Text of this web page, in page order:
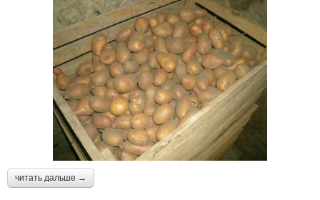
читать дальше →